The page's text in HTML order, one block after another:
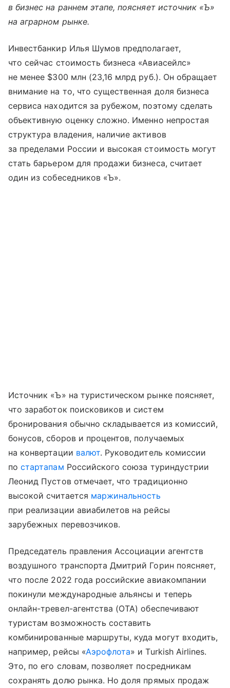
в бизнес на раннем этапе, поясняет источник «Ъ»
на аграрном рынке.
Инвестбанкир Илья Шумов предполагает,
что сейчас стоимость бизнеса «Авиасейлс»
не менее $300 млн (23,16 млрд руб.). Он обращает
внимание на то, что существенная доля бизнеса
сервиса находится за рубежом, поэтому сделать
объективную оценку сложно. Именно непростая
структура владения, наличие активов
за пределами России и высокая стоимость могут
стать барьером для продажи бизнеса, считает
один из собеседников «Ъ».
Источник «Ъ» на туристическом рынке поясняет,
что заработок поисковиков и систем
бронирования обычно складывается из комиссий,
бонусов, сборов и процентов, получаемых
на конвертации валют. Руководитель комиссии
постартапам Российского союза туриндустрии
Леонид Пустов отмечает, что традиционно
высокой считается маржинальность
при реализации авиабилетов на рейсы
зарубежных перевозчиков.
Председатель правления Ассоциации агентств
воздушного транспорта Дмитрий Горин поясняет,
что после 2022 года российские авиакомпании
покинули международные альянсы и теперь
онлайн-тревел-агентства (ОТА) обеспечивают
туристам возможность составить
комбинированные маршруты, куда могут входить,
например, рейсы «Аэрофлота» и Turkish Airlines.
Это, по его словам, позволяет посредникам
сохранять долю рынка. Но доля прямых продаж